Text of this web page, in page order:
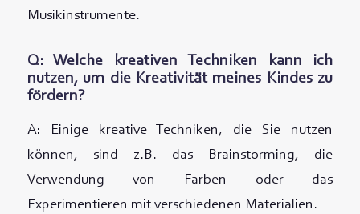
Musikinstrumente.
Q: Welche kreativen Techniken kann ich
nutzen, um die Kreativität meines Kindes zu
fördern?
A: Einige kreative Techniken, die Sie nutzen
können, sind z.B. das Brainstorming, die
Verwendung von Farben oder das
Experimentieren mit verschiedenen Materialien.